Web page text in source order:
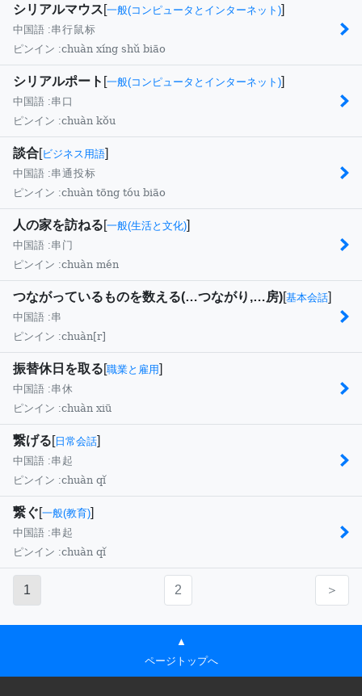
シリアルマウス[一般(コンピュータとインターネット)]
中国語 :串行鼠标
ピンイン :chuàn xíng shǔ biāo
シリアルポート [一般(コンピュータとインターネット)]
中国語 :串口
ピンイン :chuàn kǒu
談合[ビジネス用語]
中国語 :串通投标
ピンイン :chuàn tōng tóu biāo
人の家を訪ねる[一般(生活と文化)]
中国語 :串门
ピンイン :chuàn mén
つながっているものを数える(…つながり,…房)[基本会話]
中国語 :串
ピンイン :chuàn[r]
振替休日を取る[職業と雇用]
中国語 :串休
ピンイン :chuàn xiū
繋げる[ 日常会話]
中国語 :串起
ピンイン :chuàn qǐ
繋ぐ[一般(教育)]
中国語 :串起
ピンイン :chuàn qǐ
1 2 ＞
▲
ページトップへ